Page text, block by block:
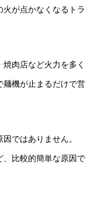
が点かなくなるトラ
肉店など火力を多く
麺機が止まるだけで営
ではありません。
、比較的簡単な原因で